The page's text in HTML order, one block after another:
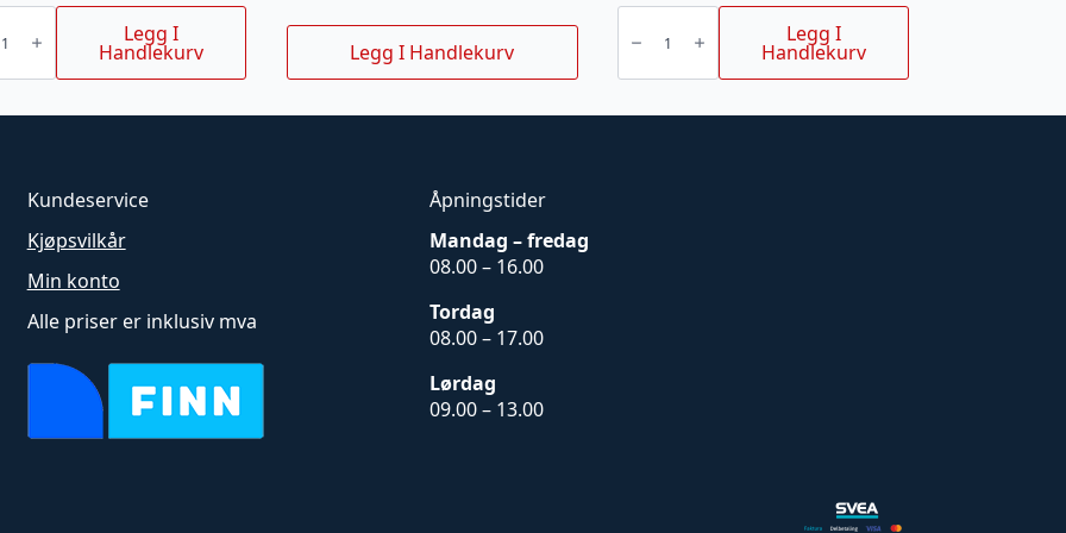
Legg I
Handlekurv Legg I Handlekurv
kniv
TL180/TL210
rotorkultivator/jordfres
Legg I
Handlekurv
Kundeservice
Kjøpsvilkår
Min konto
Alle priser er inklusiv mva
Åpningstider
Mandag – fredag
08.00 – 16.00
Tordag
08.00 – 17.00
Lørdag
09.00 – 13.00